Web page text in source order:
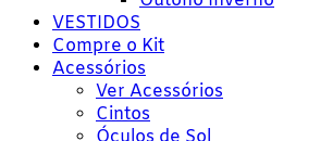
VESTIDOS
Compre o Kit
Acessórios
Ver Acessórios
Cintos